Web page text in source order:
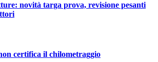
novità targa prova, revisione pesanti
certifica il chilometraggio